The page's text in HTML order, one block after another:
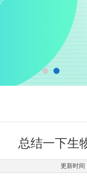
总结一下生
更新时间